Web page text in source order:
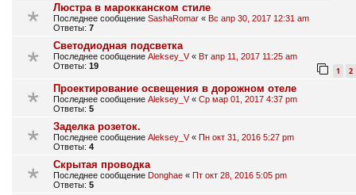
Люстра в марокканском стиле
Последнее сообщение SashaRomar « Вс апр 30, 2017 12:31 am
Ответы: 7
Светодиодная подсветка
Последнее сообщение Aleksey_V« Вт апр 11, 2017 11:25 am
Ответы: 19 1 2
Проектирование освещения в дорожном отеле
Последнее сообщение Aleksey_V« Ср мар 01, 2017 4:37 pm
Ответы: 5
Заделка розеток.
Последнее сообщение Aleksey_V« Пн окт 31, 2016 5:27 pm
Ответы: 4
Скрытая проводка
Последнее сообщение Donghae « Пт окт 28, 2016 5:05 pm
Ответы: 5